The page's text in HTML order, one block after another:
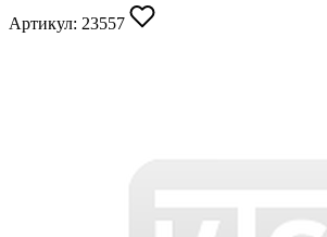
Артикул: 23557